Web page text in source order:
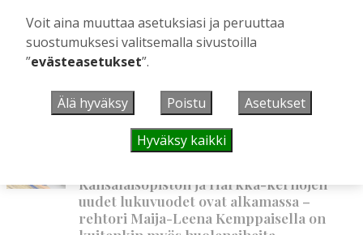
Aku Laatikainen 7.8.2026 12:00
GOLF 7.8. 11:33
tukea Kiuruveden nuorille – palkittavat
julkaistaan loppuvuodesta
Aku Laatikainen 7.8.2026 11:33
Kansalaisopiston ja Harkka-kerhojen
uudet lukuvuodet ovat alkamassa –
rehtori Maija-Leena Kemppaisella on
Voit aina muuttaa asetuksiasi ja peruuttaa
suostumuksesi valitsemalla sivustoilla
”evästeasetukset”.
Älä hyväksy Poistu Asetukset
Hyväksy kaikki